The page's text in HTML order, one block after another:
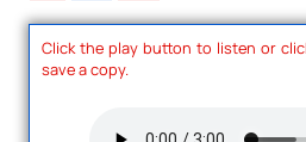
Click the play button to listen or
save a copy.